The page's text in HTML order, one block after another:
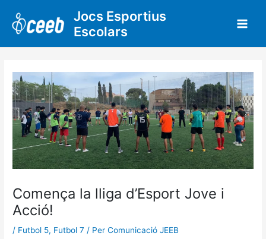
contingut
Jocs Esportius
Escolars
Comença la lliga d’Esport Jove i
Acció!
/ Futbol 5, Futbol 7 / Per Comunicació JEEB